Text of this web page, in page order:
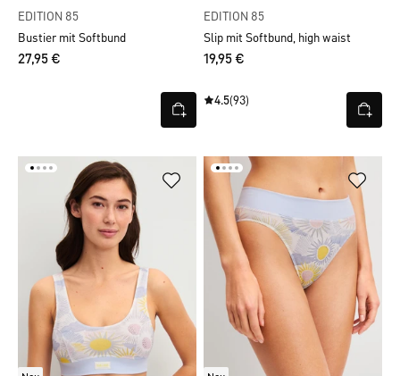
EDITION 85
Bustier mit Softbund
27,95 €
EDITION 85
Slip mit Softbund, high waist
19,95 €
4.5(93)